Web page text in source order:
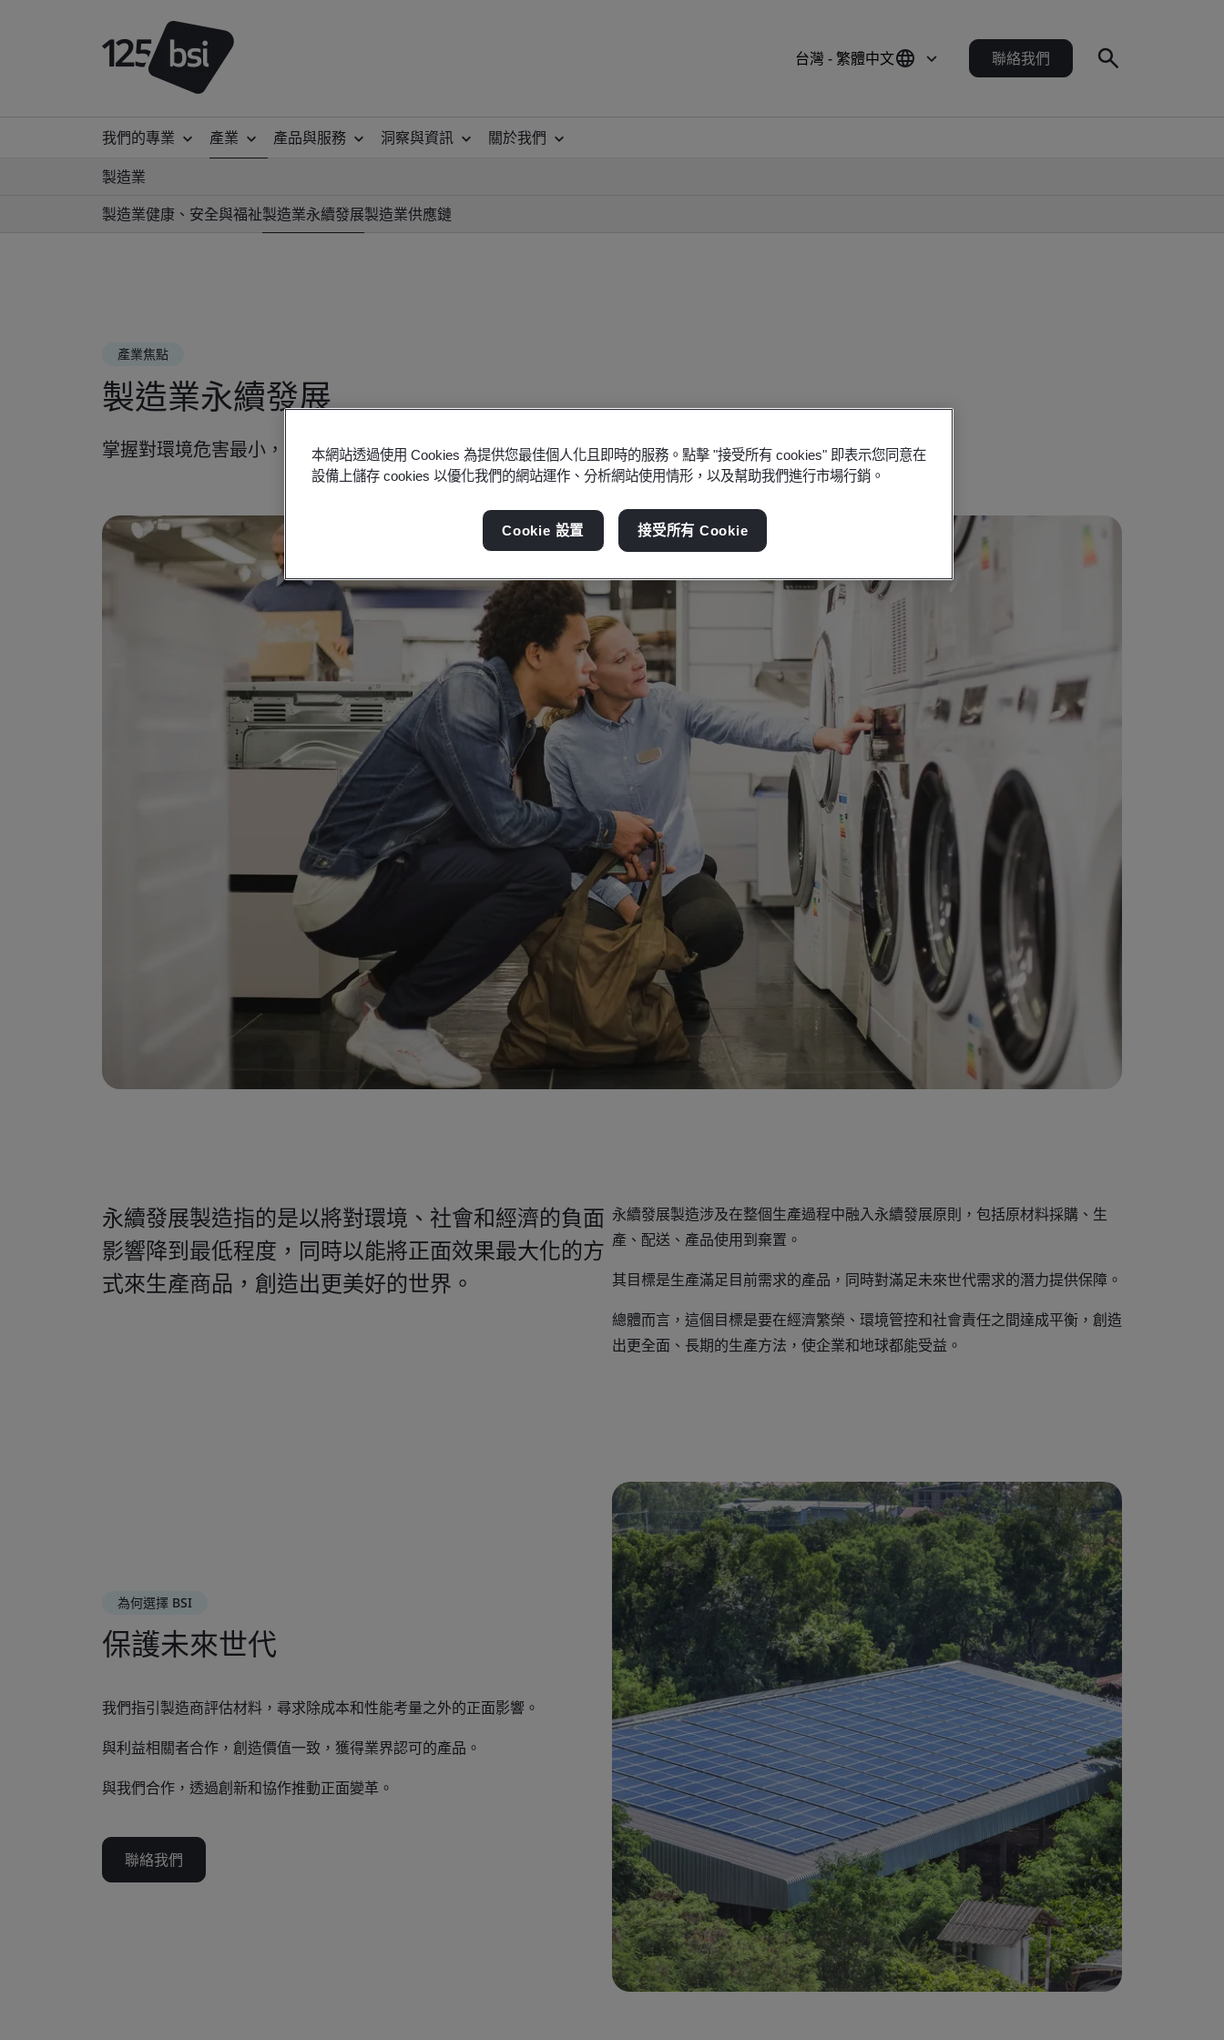
台灣 - 繁體中文 聯絡我們
我們的專業 產業 產品與服務 洞察與資訊
關於我們
製造業
製造業健康、安全與福祉製造業永續發展製造業供應鏈
產業焦點
製造業永續發展
掌握對環境危害最小，並結合環境責任、資源效率和道德實務的永續發展製造技能。
永續發展製造指的是以將對環境、社會和經濟的負面
影響降到最低程度，同時以能將正面效果最大化的方
式來生產商品，創造出更美好的世界。
永續發展製造涉及在整個生產過程中融入永續發展原則，包括原材料採購、生
產、配送、產品使用到棄置。
其目標是生產滿足目前需求的產品，同時對滿足未來世代需求的潛力提供保障。
總體而言，這個目標是要在經濟繁榮、環境管控和社會責任之間達成平衡，創造
出更全面、長期的生產方法，使企業和地球都能受益。
為何選擇 BSI
保護未來世代
我們指引製造商評估材料，尋求除成本和性能考量之外的正面影響。
與利益相關者合作，創造價值一致，獲得業界認可的產品。
與我們合作，透過創新和協作推動正面變革。
聯絡我們
本網站透過使用 Cookies 為提供您最佳個人化且即時的服務。點擊 "接受所有 cookies" 即表示您同意在
設備上儲存 cookies 以優化我們的網站運作、分析網站使用情形，以及幫助我們進行市場行銷。
Cookie 設置 接受所有 Cookie